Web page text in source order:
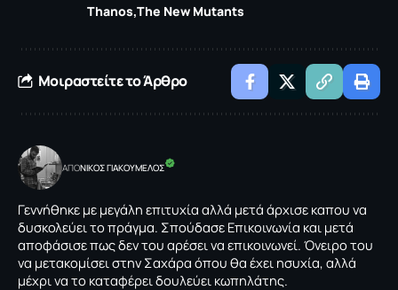
Thanos The New Mutants
Μοιραστείτε το Άρθρο
ΑΠΟNΙΚΟΣ ΓΙΑΚΟΥΜΕΛΟΣ
Γεννήθηκε με μεγάλη επιτυχία αλλά μετά άρχισε καπου να
δυσκολεύει το πράγμα. Σπούδασε Επικοινωνία και μετά
αποφάσισε πως δεν του αρέσει να επικοινωνεί. Όνειρο του
να μετακομίσει στην Σαχάρα όπου θα έχει ησυχία, αλλά
μέχρι να το καταφέρει δουλεύει κωπηλάτης.